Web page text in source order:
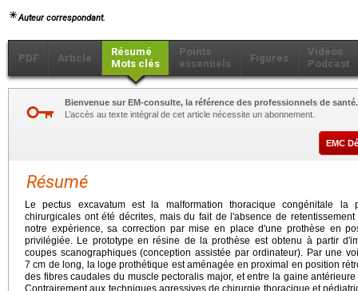
Auteur correspondant.
PDF Article
Résumé
Mots clés
Points
essentiels
Figures
Vidéos
Podcast
Bienvenue sur EM-consulte, la référence des professionnels de santé.
L’accès au texte intégral de cet article nécessite un abonnement.
EMC
Résumé
Le pectus excavatum est la malformation thoracique congénitale la
chirurgicales ont été décrites, mais du fait de l'absence de
notre expérience, sa correction par mise en place d'une prothèse en
privilégiée. Le prototype en résine de la prothèse est obtenu à partir
coupes scanographiques (conception assistée par ordinateur). Par une
7 cm de long, la loge prothétique est aménagée en proximal en position
des fibres caudales du muscle pectoralis major, et entre la gaine
Contrairement aux techniques agressives de chirurgie thoracique et